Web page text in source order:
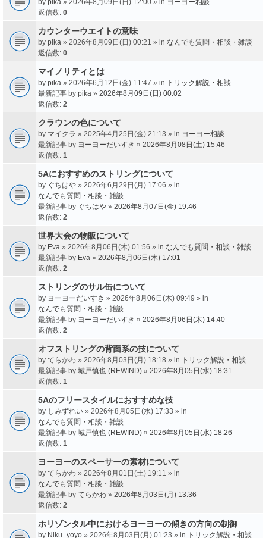
返信数: 0
カウンターウエイトの意味
by pika » 2026年8月09日(日) 00:21 » in なんでも質問・相談・雑談
返信数: 0
マイノリティとは
by pika » 2026年6月12日(金) 11:47 » in トリック解説・相談
最新記事 by pika » 2026年8月09日(日) 00:02
返信数: 2
クラウンの色について
by マイクラ » 2025年4月25日(金) 21:13 » in ヨーヨー相談
最新記事 by ヨーヨーだいすき » 2026年8月08日(土) 15:46
返信数: 1
5Aにおすすめのストリングについて
by ぐちはや » 2026年6月29日(月) 17:06 » in
なんでも質問・相談・雑談
最新記事 by ぐちはや » 2026年8月07日(金) 19:46
返信数: 2
世界大会の物販について
by Eva » 2026年8月06日(木) 01:56 » in なんでも質問・相談・雑談
最新記事 by Eva » 2026年8月06日(木) 17:01
返信数: 2
ストリングのサル缶について
by ヨーヨーだいすき » 2026年8月06日(木) 09:49 » in
なんでも質問・相談・雑談
最新記事 by ヨーヨーだいすき » 2026年8月06日(木) 14:40
返信数: 2
オフストリングの背面系の技について
by てらかわ » 2026年8月03日(月) 18:18 » in トリック解説・相談
最新記事 by 城戸慎也 (REWIND) » 2026年8月05日(水) 18:31
返信数: 1
5Aのフリースタイルにおすすめな技
by しみずれい » 2026年8月05日(水) 17:33 » in
なんでも質問・相談・雑談
最新記事 by 城戸慎也 (REWIND) » 2026年8月05日(水) 18:26
返信数: 1
ヨーヨーのスペーサーの素材について
by てらかわ » 2026年8月01日(土) 19:11 » in
なんでも質問・相談・雑談
最新記事 by てらかわ » 2026年8月03日(月) 13:36
返信数: 2
ホリゾンタル中におけるヨーヨーの傾きの方向の制御
by Niku_yoyo » 2026年8月03日(月) 01:23 » in トリック解説・相談